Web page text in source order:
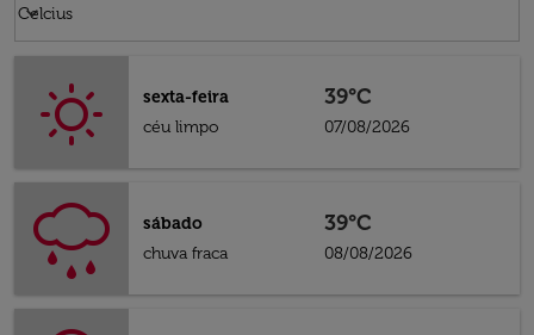
Celcius
keyboard_arrow_down
sexta-feira
céu limpo
39°C
07/08/2026
sábado
chuva fraca
39°C
08/08/2026